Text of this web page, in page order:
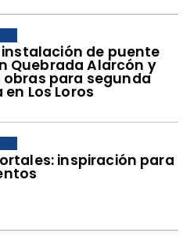
instalación de puente
Quebrada Alarcón y
obras para segunda
Los Loros
inspiración para